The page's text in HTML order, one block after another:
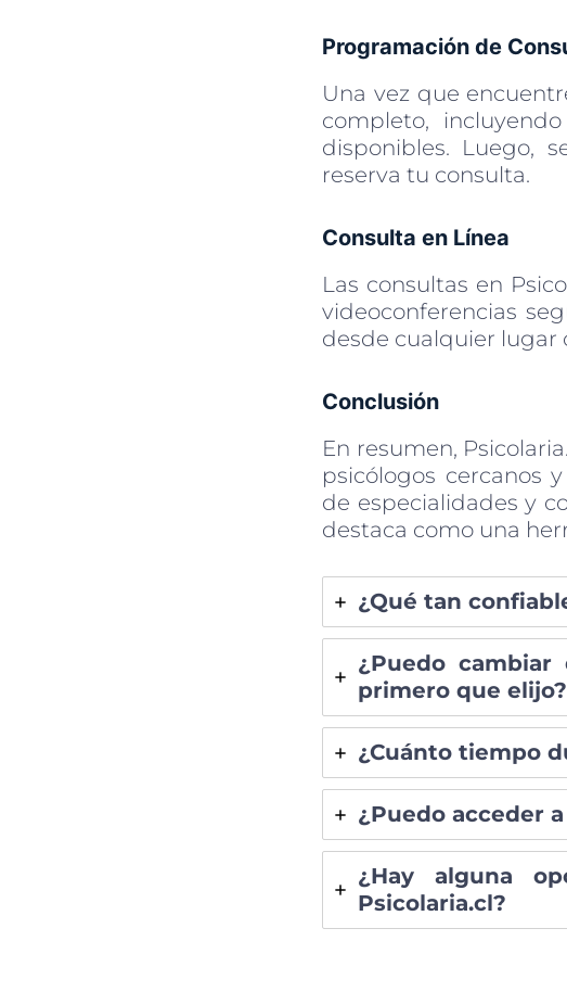
Programación de
Una vez que
completo,
disponibles. Luego,
reserva tu consulta.
Consulta en Línea
Las consultas en
videoconferencias
desde cualquier lugar
Conclusión
En resumen,
psicólogos cercanos
de especialidades y
destaca como una
¿Qué tan
¿Puedo
primero que elijo?
¿Cuánto tiempo
¿Puedo acceder
¿Hay alguna
Psicolaria.cl?